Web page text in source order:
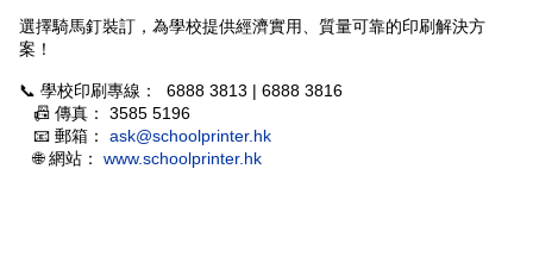
案！
📞 學校印刷專線：
6888 3813 | 6888 3816
📠 傳真：
3585 5196
📧 郵箱：
ask@schoolprinter.hk
🌐 網站：
www.schoolprinter.hk